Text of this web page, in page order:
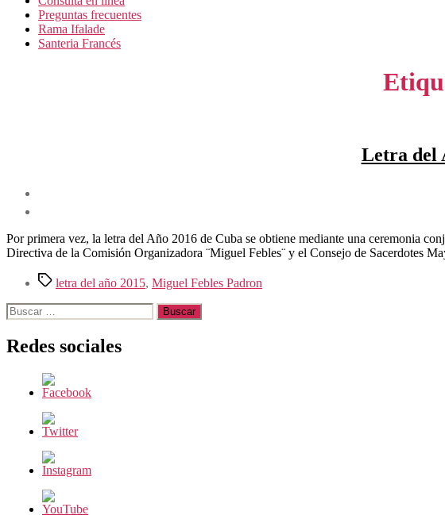
Preguntas frecuentes
Rama Ifalade
Santeria Francés
Letra del
Por primera vez, la letra del Año 2016 de Cuba se obtiene mediante una ceremonia
Directiva de la Comisión Organizadora ¨Miguel Febles¨ y el Consejo de Sacerdotes
Etiquetas
letra del año 2015, Miguel Febles Padron
Buscar:
Redes sociales